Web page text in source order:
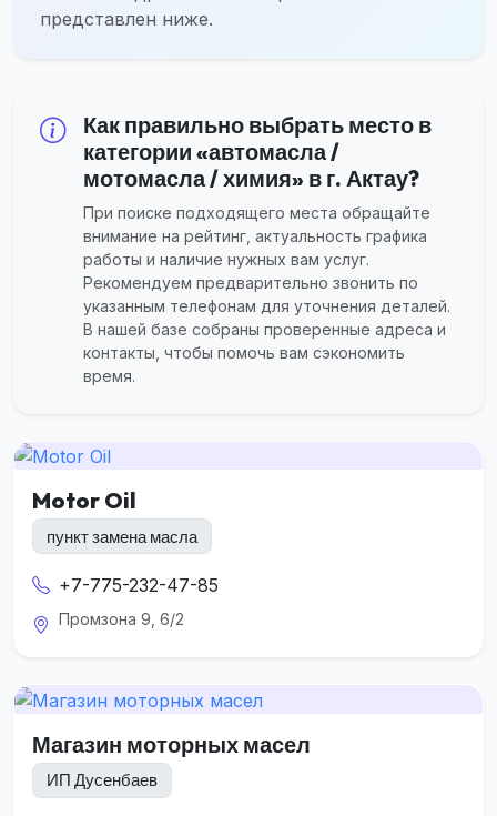
представлен ниже.
Как правильно выбрать место в
категории «автомасла /
мотомасла / химия» в г. Актау?
При поиске подходящего места обращайте
внимание на рейтинг, актуальность графика
работы и наличие нужных вам услуг.
Рекомендуем предварительно звонить по
указанным телефонам для уточнения деталей.
В нашей базе собраны проверенные адреса и
контакты, чтобы помочь вам сэкономить
время.
Motor Oil
пункт замена масла
+7-775-232-47-85
Промзона 9, 6/2
Магазин моторных масел
ИП Дусенбаев